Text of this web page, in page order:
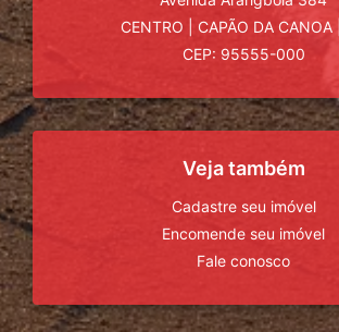
CENTRO
CAPÃO DA CANOA
CEP: 95555-000
Veja também
Cadastre seu imóvel
Encomende seu imóvel
Fale conosco